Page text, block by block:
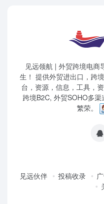
见远领航 | 外贸跨境电
生！ 提供外贸进出口，跨
台，资源，信息，工具，
跨境B2C, 外贸SOHO多
繁荣。
见远伙伴 投稿收录